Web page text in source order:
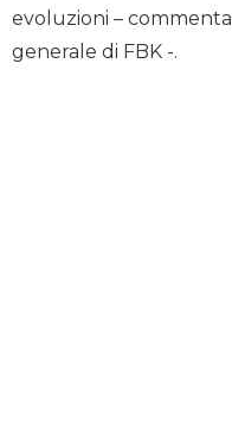
evoluzioni – commenta
generale di FBK -.